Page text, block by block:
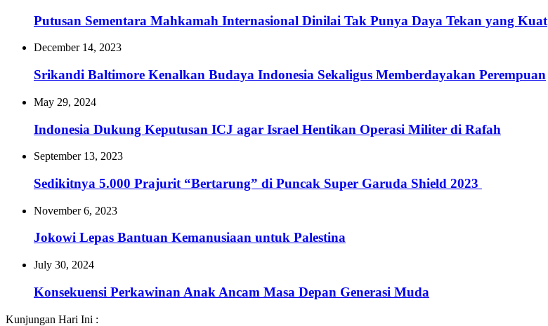
Putusan Sementara Mahkamah Internasional Dinilai Tak Punya Daya Tekan yang Kuat
December 14, 2023
Srikandi Baltimore Kenalkan Budaya Indonesia Sekaligus Memberdayakan Perempuan
May 29, 2024
Indonesia Dukung Keputusan ICJ agar Israel Hentikan Operasi Militer di Rafah
September 13, 2023
Sedikitnya 5.000 Prajurit “Bertarung” di Puncak Super Garuda Shield 2023
November 6, 2023
Jokowi Lepas Bantuan Kemanusiaan untuk Palestina
July 30, 2024
Konsekuensi Perkawinan Anak Ancam Masa Depan Generasi Muda
Kunjungan Hari Ini :